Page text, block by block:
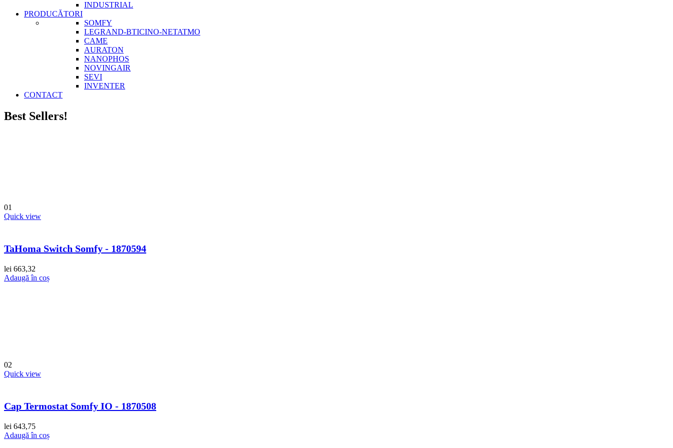
INDUSTRIAL
PRODUCĂTORI
SOMFY
LEGRAND-BTICINO-NETATMO
CAME
AURATON
NANOPHOS
NOVINGAIR
SEVI
INVENTER
CONTACT
Best Sellers!
01
Quick view
TaHoma Switch Somfy - 1870594
lei 663,32
Adaugă în coș
02
Quick view
Cap Termostat Somfy IO - 1870508
lei 643,75
Adaugă în coș